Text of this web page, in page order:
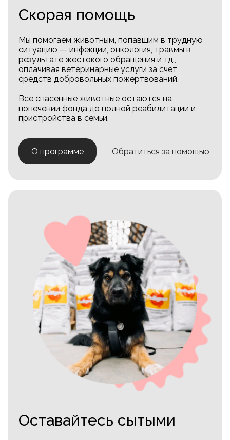
Скорая помощь
Мы помогаем животным, попавшим в трудную
ситуацию — инфекции, онкология, травмы в
результате жестокого обращения и тд.,
оплачивая ветеринарные услуги за счет
средств добровольных пожертвований.
Все спасенные животные остаются на
попечении фонда до полной реабилитации и
пристройства в семьи.
О программе Обратиться за помощью
Оставайтесь сытыми